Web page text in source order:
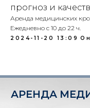
прогноз и
Аренда медицинских
Ежедневно с 10 до 22 ч.
2024-11-20 13:09
© Любое
копирование
материалов сайта,
для больных #